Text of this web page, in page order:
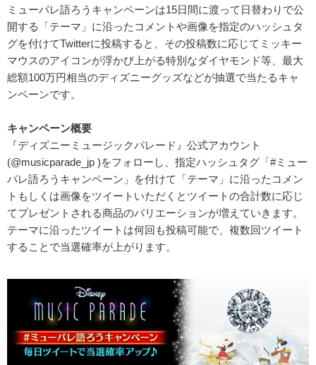
ミューパレ語ろうキャンペーンは15日間に渡って日替わりで公
開する「テーマ」に沿ったコメントや画像を指定のハッシュタ
グを付けてTwitterに投稿すると、その投稿数に応じてミッキー
マウスのアイコンが浮かび上がる特別なダイヤモンド等、最大
総額100万円相当のディズニーグッズなどが抽選で当たるキャ
ンペーンです。
キャンペーン概要
『ディズニーミュージックパレード』公式アカウント
(@musicparade_jp )をフォローし、指定ハッシュタグ「#ミュー
パレ語ろうキャンペーン」を付けて「テーマ」に沿ったコメン
トもしくは画像をツイートいただくとツイートの合計数に応じ
てプレゼントされる商品のバリエーションが増えていきます。
テーマに沿ったツイートは何回も投稿可能で、複数回ツイート
することで当選確率が上がります。